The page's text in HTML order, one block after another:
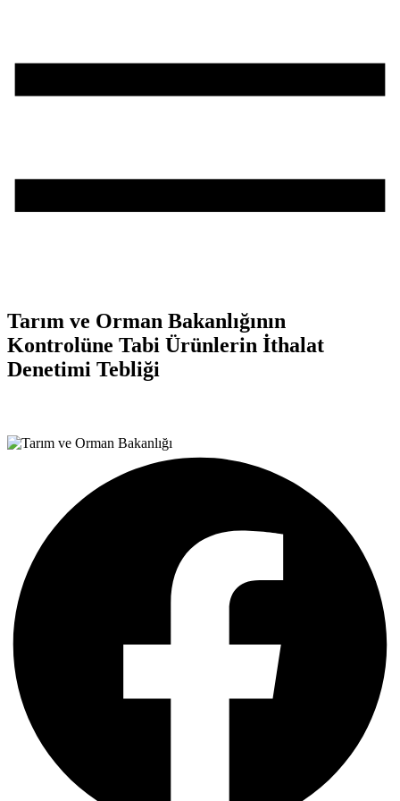
Tarım ve Orman Bakanlığının
Kontrolüne Tabi Ürünlerin İthalat
Denetimi Tebliği